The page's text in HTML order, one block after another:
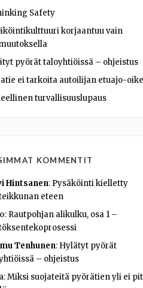
Safety
korjaantuu vain
pyörät taloyhtiöissä – ohjeistus
ei tarkoita autoilijan etuajo-
turvallisuuslupaus
KOMMENTIT
Hintsanen: Pysäköinti kielletty
eteen
: Rautpohjan alikulku, osa 1 –
Tenhunen: Hylätyt pyörät
– ohjeistus
:Miksi suojateitä pyörätien yli ei